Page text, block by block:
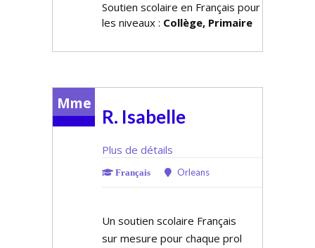
Soutien scolaire en Français pour
les niveaux : Collège, Primaire
Mme
R. Isabelle
Plus de détails
Français Orleans
Un soutien scolaire Français
sur mesure pour chaque profil